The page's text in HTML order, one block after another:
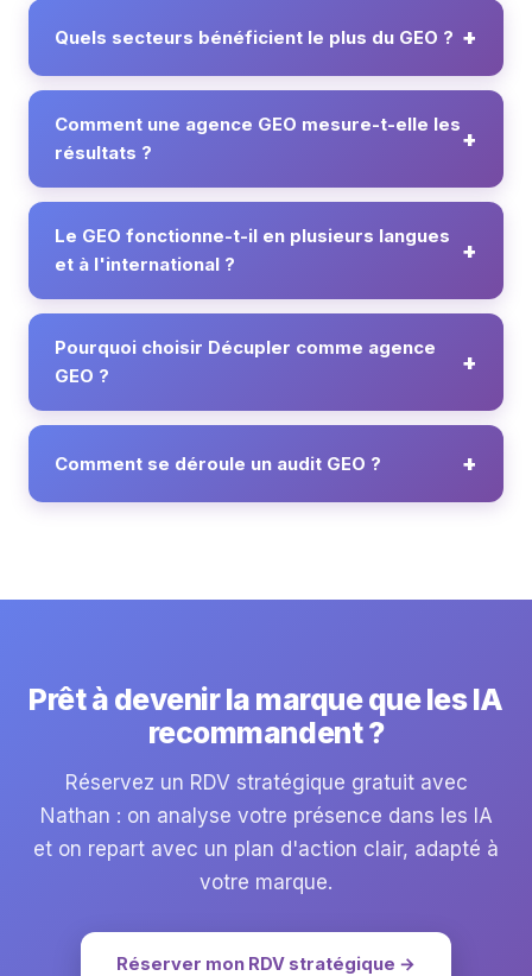
Quels secteurs bénéficient le plus du GEO ?
Comment une agence GEO mesure-t-elle les
résultats ?
Le GEO fonctionne-t-il en plusieurs langues
et à l'international ?
Pourquoi choisir Décupler comme agence
GEO ?
Comment se déroule un audit GEO ?
Prêt à devenir la marque que les IA
recommandent ?
Réservez un RDV stratégique gratuit avec
Nathan : on analyse votre présence dans les IA
et on repart avec un plan d'action clair, adapté à
votre marque.
Réserver mon RDV stratégique →